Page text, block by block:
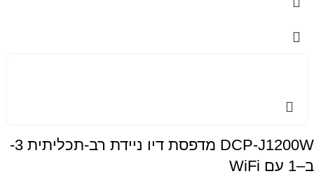
DCP-J1200W מדפסת דיו ניידת רב-תכליתית 3-
ב–1 עם WiFi